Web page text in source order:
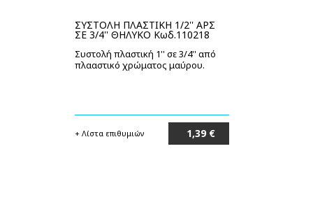
ΣΥΣΤΟΛΗ ΠΛΑΣΤΙΚΗ 1/2'' ΑΡΣ
ΣΕ 3/4'' ΘΗΛΥΚΟ Κωδ.110218
Συστολή πλαστική 1'' σε 3/4'' από
πλααστικό χρώματος μαύρου.
+ Λίστα επιθυμιών 1,39 €